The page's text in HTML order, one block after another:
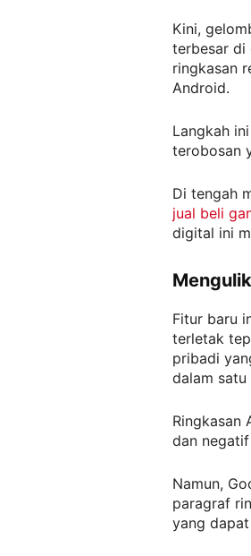
Kini,
terbesar di
ringkasan
Android.
Langkah
terobosan
Di tengah
jual beli
digital ini
Fitur baru
terletak
pribadi
dalam
Ringkasan
dan
Namun,
paragraf
yang